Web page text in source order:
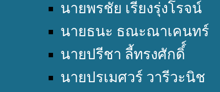
นายพรชัย เรียงรุ่งโรจน์
นายธนะ ธณะณาเคนทร์
นายปรีชา ลี้ทรงศักดิ์์
นายปรเมศวร์ วารีวะนิช